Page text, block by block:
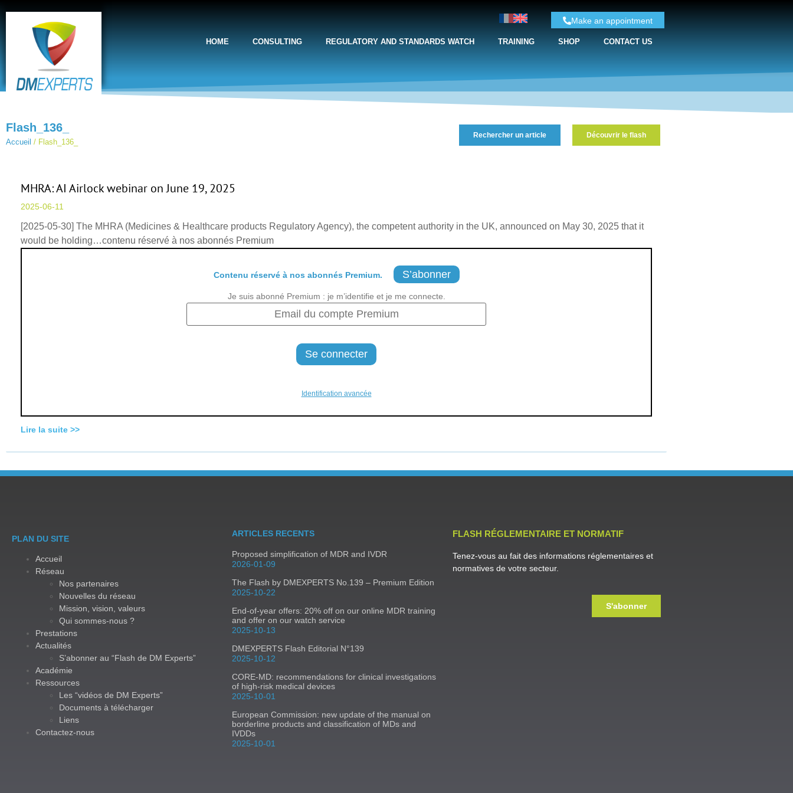
Make an appointment
HOME CONSULTING REGULATORY AND STANDARDS WATCH TRAINING SHOP CONTACT US
Flash_136_
Accueil / Flash_136_
Rechercher un article Découvrir le flash
MHRA: AI Airlock webinar on June 19, 2025
2025-06-11
[2025-05-30] The MHRA (Medicines & Healthcare products Regulatory Agency), the competent authority in the UK, announced on May 30, 2025 that it
would be holding…contenu réservé à nos abonnés Premium
Contenu réservé à nos abonnés Premium. S’abonner
Je suis abonné Premium : je m’identifie et je me connecte.
Identification avancée
Lire la suite >>
PLAN DU SITE
Accueil
Réseau
Nos partenaires
Nouvelles du réseau
Mission, vision, valeurs
Qui sommes-nous ?
Prestations
Actualités
S’abonner au “Flash de DM Experts”
Académie
Ressources
Les “vidéos de DM Experts”
Documents à télécharger
Liens
Contactez-nous
ARTICLES RECENTS
Proposed simplification of MDR and IVDR
2026-01-09
The Flash by DMEXPERTS No.139 – Premium Edition
2025-10-22
End-of-year offers: 20% off on our online MDR training
and offer on our watch service
2025-10-13
DMEXPERTS Flash Editorial N°139
2025-10-12
CORE-MD: recommendations for clinical investigations
of high-risk medical devices
2025-10-01
European Commission: new update of the manual on
borderline products and classification of MDs and
IVDDs
2025-10-01
FLASH RÉGLEMENTAIRE ET NORMATIF
Tenez-vous au fait des informations réglementaires et
normatives de votre secteur.
S'abonner